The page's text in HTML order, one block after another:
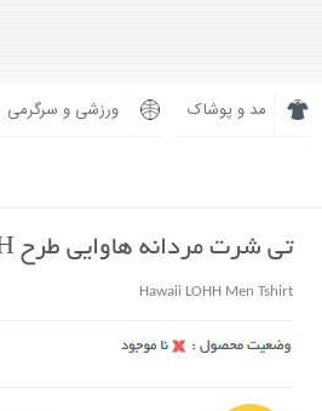
مد و پوشاک ورزشی و سرگرمی
تی شرت مردانه هاوایی طرح LOHH
Hawaii LOHH Men Tshirt